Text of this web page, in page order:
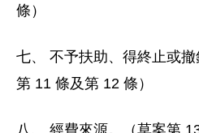
條）
七、 不予扶助、得終止或
第 11 條及第 12 條）
八、 經費來源。（草案第 13